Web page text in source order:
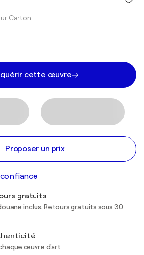
Carton
cette œuvre
Proposer un prix
gratuits
inclus. Retours gratuits sous 30
œuvre d'art